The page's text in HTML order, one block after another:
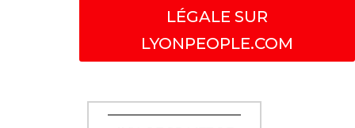
LÉGALE SUR
LYONPEOPLE.COM